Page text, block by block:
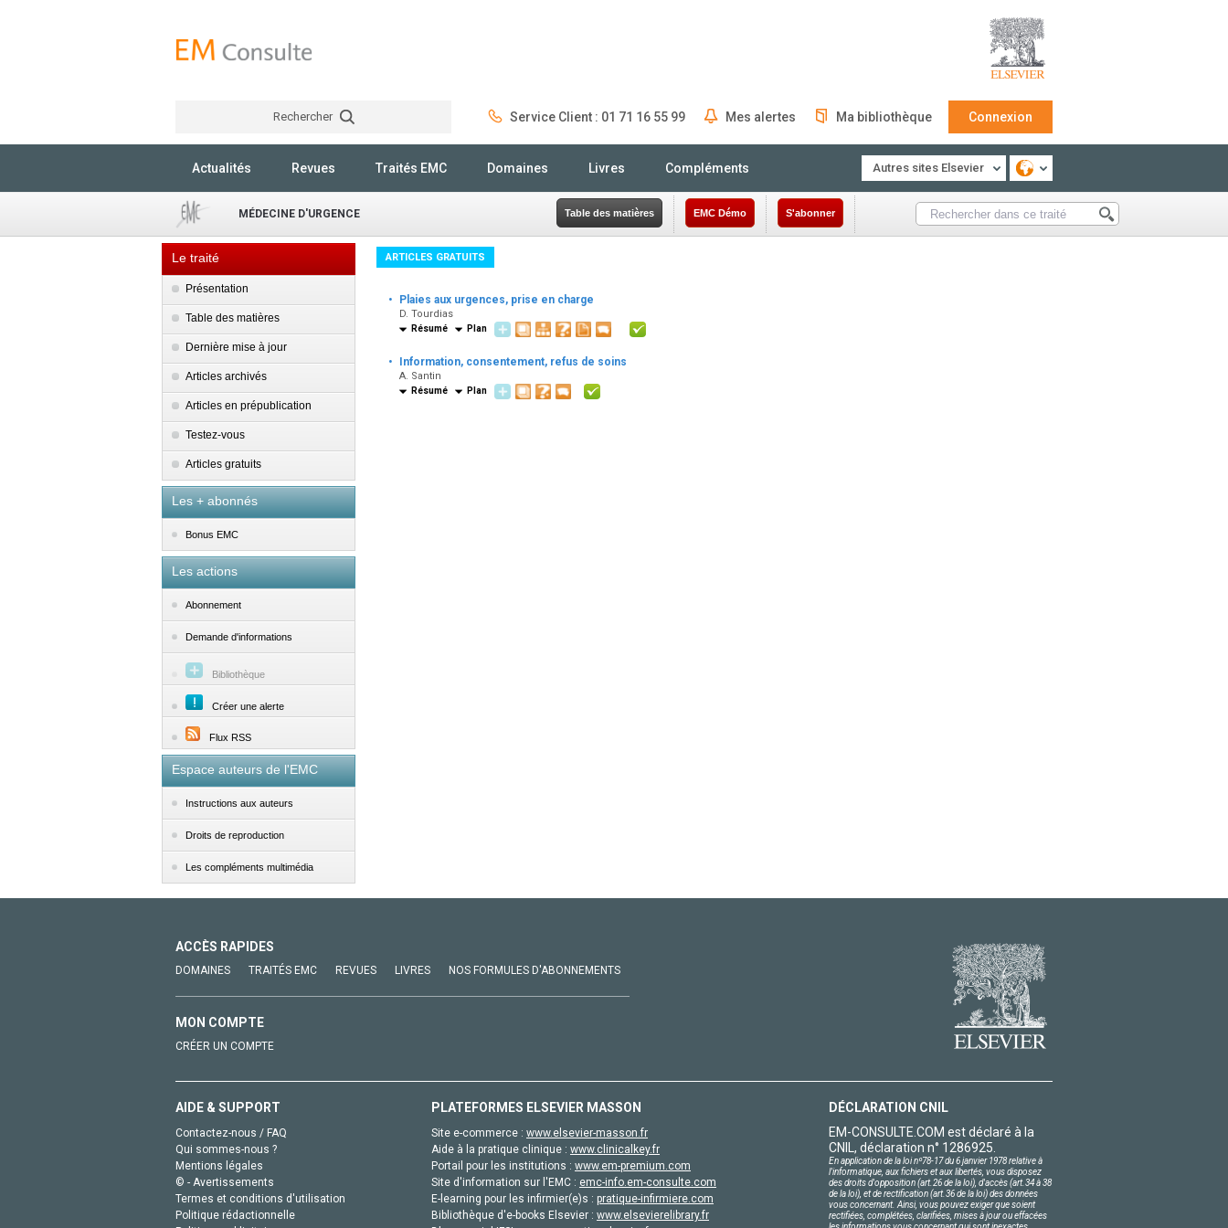
Rechercher Service Client : 01 71 16 55 99 Mes alertes Ma bibliothèque Connexion
Actualités Revues Traités EMC Domaines Livres Compléments Autres sites Elsevier
MÉDECINE D'URGENCE Table des matières EMC Démo S'abonner
Le traité
Présentation
Table des matières
Dernière mise à jour
Articles archivés
Articles en prépublication
Testez-vous
Articles gratuits
Les + abonnés
Bonus EMC
Les actions
Abonnement
Demande d'informations
Bibliothèque
Créer une alerte
Flux RSS
Espace auteurs de l'EMC
Instructions aux auteurs
Droits de reproduction
Les compléments multimédia
ARTICLES GRATUITS
· Plaies aux urgences, prise en charge
D. Tourdias
Résumé Plan
· Information, consentement, refus de soins
A. Santin
Résumé Plan
ACCÈS RAPIDES
DOMAINES TRAITÉS EMC REVUES LIVRES NOS FORMULES D'ABONNEMENTS
MON COMPTE
CRÉER UN COMPTE
AIDE & SUPPORT
Contactez-nous / FAQ
Qui sommes-nous ?
Mentions légales
© - Avertissements
Termes et conditions d'utilisation
Politique rédactionnelle
PLATEFORMES ELSEVIER MASSON
Site e-commerce : www.elsevier-masson.fr
Aide à la pratique clinique : www.clinicalkey.fr
Portail pour les institutions : www.em-premium.com
Site d'information sur l'EMC : emc-info.em-consulte.com
E-learning pour les infirmier(e)s : pratique-infirmiere.com
Bibliothèque d'e-books Elsevier : www.elsevierelibrary.fr
DÉCLARATION CNIL
EM-CONSULTE.COM est déclaré à la
CNIL, déclaration n° 1286925.
En application de la loi nº78-17 du 6 janvier 1978 relative à
l'informatique, aux fichiers et aux libertés, vous disposez
des droits d'opposition (art.26 de la loi), d'accès (art.34 à 38
de la loi), et de rectification (art.36 de la loi) des données
vous concernant. Ainsi, vous pouvez exiger que soient
rectifiées, complétées, clarifiées, mises à jour ou effacées